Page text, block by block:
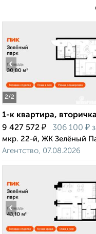
2/2
‹
1-к квартира,
9 427 572 ₽ 306 100 ₽
мкр. 22-й, ЖК Зелёный
Агентство, 07.08.2026
‹